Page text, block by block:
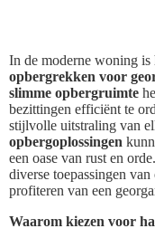
In de moderne woning is
opbergrekken voor
slimme opbergruimte
bezittingen efficiënt te
stijlvolle uitstraling van
opbergoplossingen
een oase van rust en
diverse toepassingen
profiteren van een
Waarom kiezen voor